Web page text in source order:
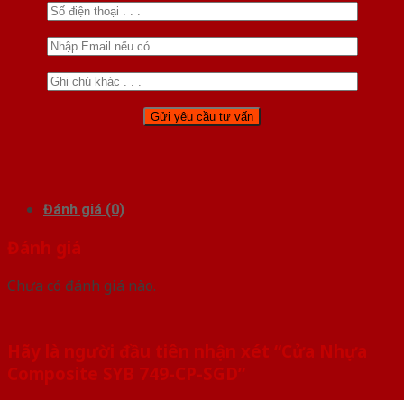
Đánh giá (0)
Đánh giá
Chưa có đánh giá nào.
Hãy là người đầu tiên nhận xét “Cửa Nhựa
Composite SYB 749-CP-SGD”